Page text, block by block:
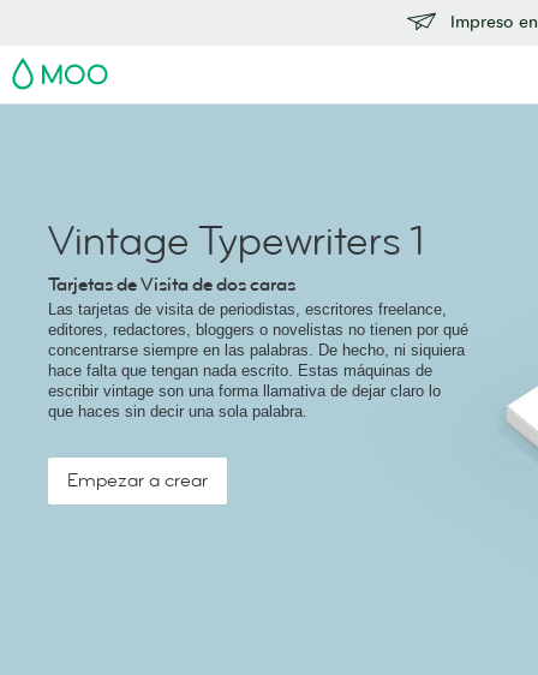
Impreso
MOO
Vintage Typewriters 1
Tarjetas de Visita de dos caras
Las tarjetas de visita de periodistas, escritores freelance,
editores, redactores, bloggers o novelistas no tienen por qué
concentrarse siempre en las palabras. De hecho, ni siquiera
hace falta que tengan nada escrito. Estas máquinas de
escribir vintage son una forma llamativa de dejar claro lo
que haces sin decir una sola palabra.
Empezar a crear